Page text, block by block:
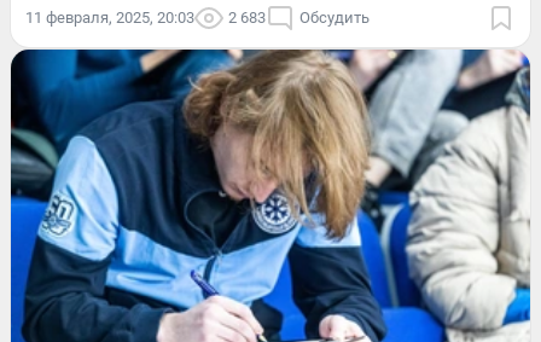
11 февраля, 2025, 20:03 2 683 Обсудить